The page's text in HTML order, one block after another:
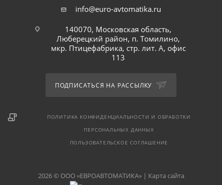
info@euro-avtomatika.ru
140070, Московская область,
Люберецкий район, п. Томилино,
мкр. Птицефабрика, стр. лит. А, офис
113
ПОДПИСАТЬСЯ НА РАССЫЛКУ
ПОЛИТИКА КОНФИДЕНЦИАЛЬНОСТИ И ОБРАБОТКИ
ПЕРСОНАЛЬНЫХ ДАННЫХ
ПОЛЬЗОВАТЕЛЬСКОЕ СОГЛАШЕНИЕ
2026 © ООО «ЕВРОАВТОМАТИКА» | Карта сайта